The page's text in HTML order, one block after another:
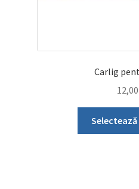
Carlig
12,00